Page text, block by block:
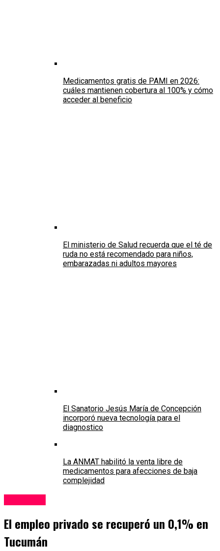
Medicamentos gratis de PAMI en 2026:
cuáles mantienen cobertura al 100% y cómo
acceder al beneficio
El ministerio de Salud recuerda que el té de
ruda no está recomendado para niños,
embarazadas ni adultos mayores
El Sanatorio Jesús María de Concepción
incorporó nueva tecnología para el
diagnostico
La ANMAT habilitó la venta libre de
medicamentos para afecciones de baja
complejidad
El empleo privado se recuperó un 0,1% en
Tucumán